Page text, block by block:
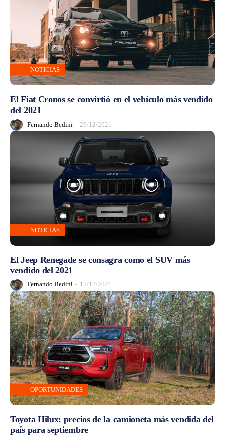
NOTICIAS
El Fiat Cronos se convirtió en el vehículo más vendido
del 2021
Fernando Bedini - 29/12/2021
NOTICIAS
El Jeep Renegade se consagra como el SUV más
vendido del 2021
Fernando Bedini - 17/12/2021
OPORTUNIDADES
Toyota Hilux: precios de la camioneta más vendida del
país para septiembre